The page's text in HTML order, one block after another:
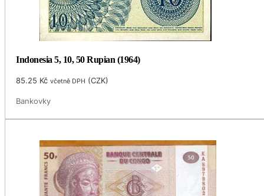
Indonesia 5, 10, 50 Rupian (1964)
85.25 Kč včetně DPH (CZK)
Bankovky